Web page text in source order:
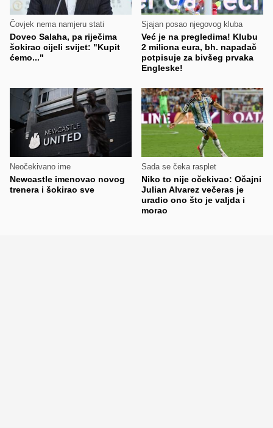
Čovjek nema namjeru stati
Doveo Salaha, pa riječima
šokirao cijeli svijet: "Kupit
ćemo..."
Sjajan posao njegovog kluba
Već je na pregledima! Klubu
2 miliona eura, bh. napadač
potpisuje za bivšeg prvaka
Engleske!
Neočekivano ime
Newcastle imenovao novog
trenera i šokirao sve
Sada se čeka rasplet
Niko to nije očekivao: Očajni
Julian Alvarez večeras je
uradio ono što je valjda i
morao